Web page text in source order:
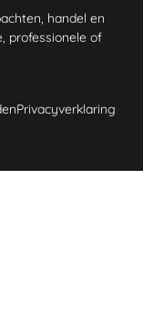
handel en
professionele of
Privacyverklaring